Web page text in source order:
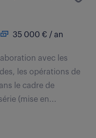
35 000 € / an
avec les
les opérations de
le cadre de
(mise en...